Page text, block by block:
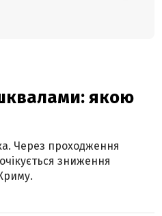
якою
Через проходження
зниження